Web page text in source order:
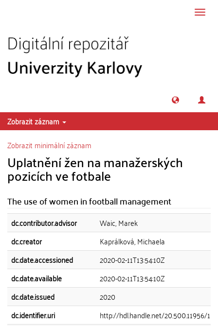
Zobrazit záznam
Zobrazit minimální záznam
Uplatnění žen na manažerských
pozicích ve fotbale
The use of women in football management
dc.contributor.advisor
Waic, Marek
dc.creator
Kaprálková, Michaela
dc.date.accessioned
2020-02-11T13:54:10Z
dc.date.available
2020-02-11T13:54:10Z
dc.date.issued
2020
dc.identifier.uri
http://hdl.handle.net/20.500.11956/